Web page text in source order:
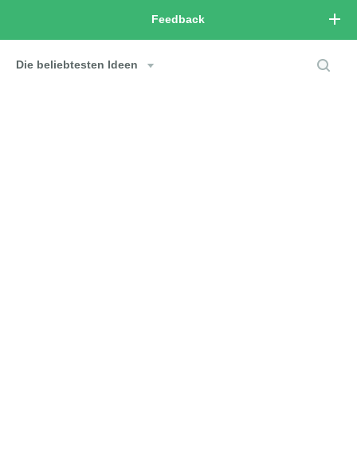
Feedback
Die beliebtesten Ideen